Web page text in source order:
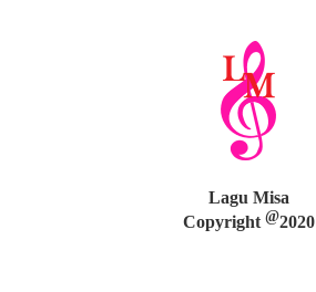
Lagu Misa
Copyright @2020